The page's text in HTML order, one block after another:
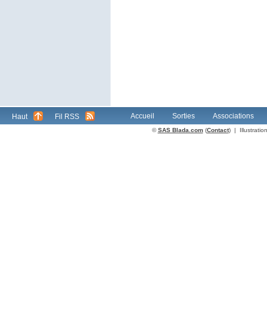
Haut Fil RSS Accueil Sorties Associations
©SAS Blada.com(Contact) |